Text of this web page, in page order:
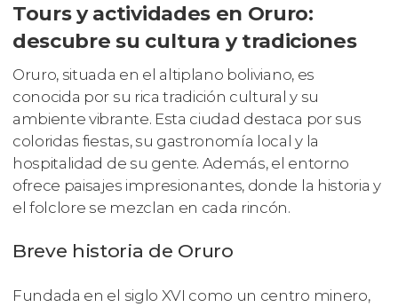
Tours y actividades en Oruro:
descubre su cultura y tradiciones
Oruro, situada en el altiplano boliviano, es
conocida por su rica tradición cultural y su
ambiente vibrante. Esta ciudad destaca por sus
coloridas fiestas, su gastronomía local y la
hospitalidad de su gente. Además, el entorno
ofrece paisajes impresionantes, donde la historia y
el folclore se mezclan en cada rincón.
Breve historia de Oruro
Fundada en el siglo XVI como un centro minero,